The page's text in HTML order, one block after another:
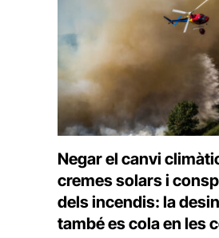
Negar el canvi
cremes solars i
dels incendis: la
també es cola en les